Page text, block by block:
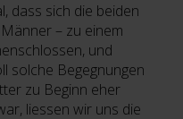
dass sich die beiden
– zu einem
und
solche Begegnungen
zu Beginn eher
liessen wir uns die